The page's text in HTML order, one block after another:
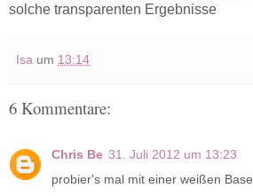
solche transparenten Ergebnisse
Isa um 13:14
6 Kommentare:
Chris Be 31. Juli 2012 um 13:23
probier's mal mit einer weißen Base.